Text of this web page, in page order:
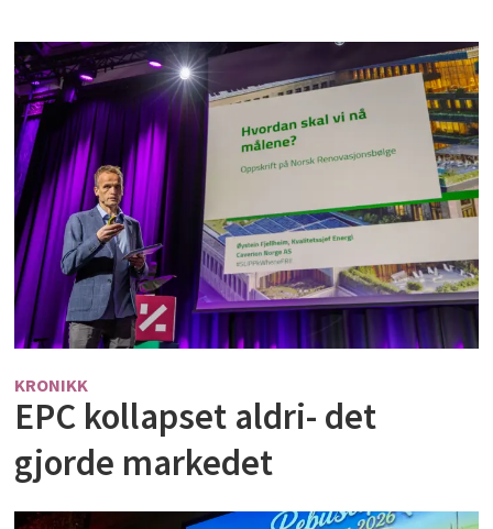
KRONIKK
EPC kollapset aldri- det
gjorde markedet